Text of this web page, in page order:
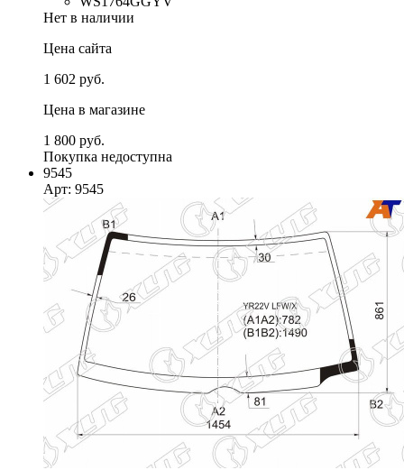
Нет в наличии
Цена сайта
1 602 руб.
Цена в магазине
1 800 руб.
Покупка недоступна
9545
Арт: 9545